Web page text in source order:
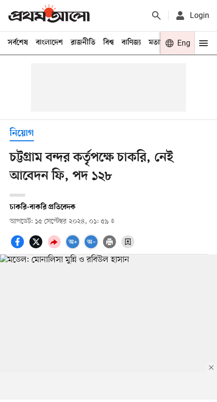
Login
সর্বশেষ বাংলাদেশ রাজনীতি বিশ্ব বাণিজ্য মতামত খেলা
Eng
নিয়োগ
চট্টগ্রাম বন্দর কর্তৃপক্ষে চাকরি, নেই
আবেদন ফি, পদ ১২৮
চাকরি-বাকরি প্রতিবেদক
আপডেট: ১৫ সেপ্টেম্বর ২০২৪, ০১: ৫৯